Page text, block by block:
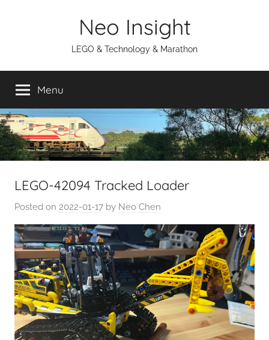
Neo Insight
LEGO & Technology & Marathon
Menu
LEGO-42094 Tracked Loader
Posted on 2022-01-17 by Neo Chen